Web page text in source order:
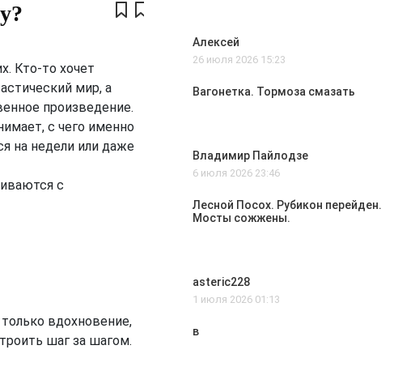
Кто-то хочет
мир, а
произведение.
с чего именно
на недели или даже
с
вдохновение,
шаг за шагом.
Алексей
26 июля 2026 15:23
Вагонетка. Тормоза смазать
Владимир Пайлодзе
6 июля 2026 23:46
Лесной Посох. Рубикон перейден.
Мосты сожжены.
asteric228
1 июля 2026 01:13
в